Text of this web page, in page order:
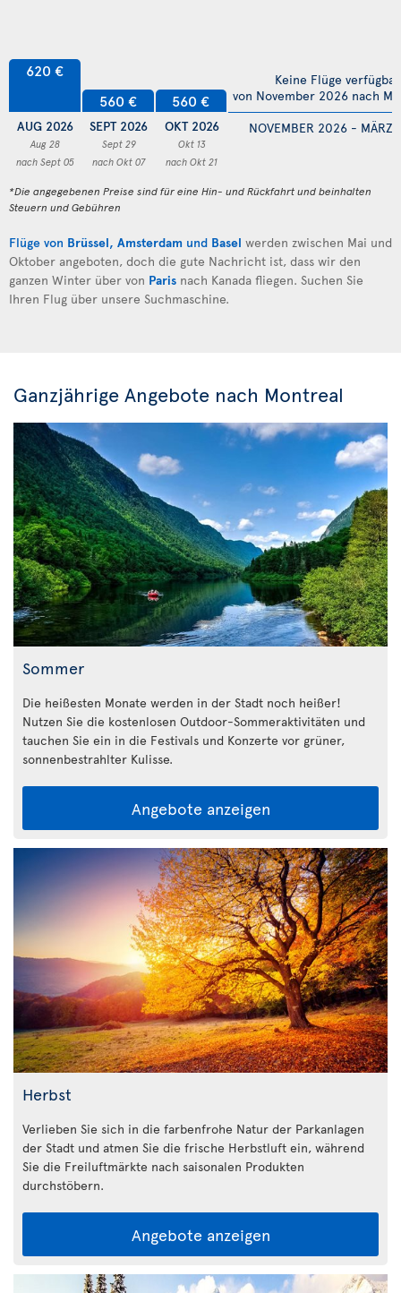
620 €
AUG 2026
Aug 28
nach Sept 05
560 €
SEPT 2026
Sept 29
nach Okt 07
560 €
OKT 2026
Okt 13
nach Okt 21
NOVEMBER 2026 - MÄRZ
Keine Flüge verfügbar
von November 2026 nach
*Die angegebenen Preise sind für eine Hin- und Rückfahrt und beinhalten
Steuern und Gebühren
Flüge von Brüssel, Amsterdam und Basel werden zwischen Mai und
Oktober angeboten, doch die gute Nachricht ist, dass wir den
ganzen Winter über von Paris nach Kanada fliegen. Suchen Sie
Ihren Flug über unsere Suchmaschine.
Ganzjährige Angebote nach Montreal
Sommer
Die heißesten Monate werden in der Stadt noch heißer!
Nutzen Sie die kostenlosen Outdoor-Sommeraktivitäten und
tauchen Sie ein in die Festivals und Konzerte vor grüner,
sonnenbestrahlter Kulisse.
Angebote anzeigen
Herbst
Verlieben Sie sich in die farbenfrohe Natur der Parkanlagen
der Stadt und atmen Sie die frische Herbstluft ein, während
Sie die Freiluftmärkte nach saisonalen Produkten
durchstöbern.
Angebote anzeigen